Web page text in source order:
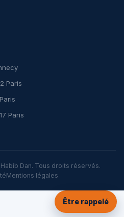
Paris
Paris
Dan. Tous droits réservés.
Mentions légales
Être rappelé